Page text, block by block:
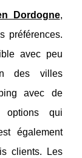
Dordogne,
préférences.
avec peu
des villes
avec de
options qui
également
clients. Les